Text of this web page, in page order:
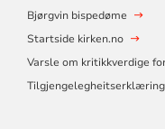
Bjørgvin bispedøme
Startside kirken.no
Varsle om kritikkverdige
Tilgjengelegheitserklæring